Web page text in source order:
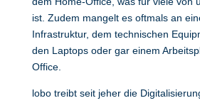
ist. Zudem mangelt es oftmals an
Infrastruktur, dem technischen
den Laptops oder gar einem
Office.
lobo treibt seit jeher die